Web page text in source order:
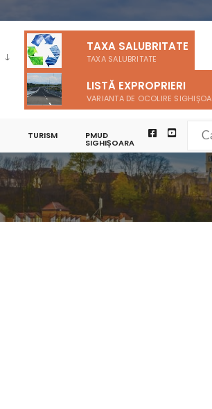
TAXA SALUBRITATE
TAXA SALUBRITATE
LISTĂ EXPROPRIERI
VARIANTA DE OCOLIRE
TURISM PMUD
SIGHIȘOARA